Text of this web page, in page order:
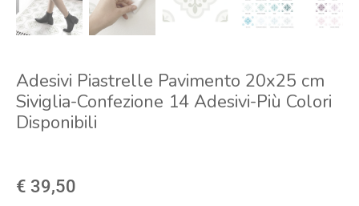
Adesivi Piastrelle Pavimento 20x25 cm
Siviglia-Confezione 14 Adesivi-Più Colori
Disponibili
€ 39,50